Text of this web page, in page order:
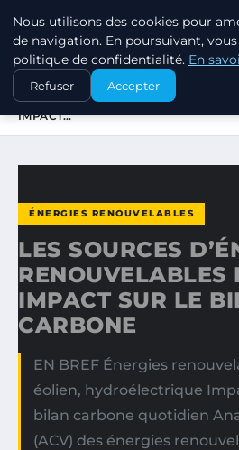
EXXON CLIMATE
ACCUEIL
ÉNERGIES RENOUVELABLES
LES SOURCES D’ÉNERGIES
IMPACT…
ÉNERGIES RENOUVELABLES
LES SOURCES
RENOUVELABLES
IMPACT SUR LE
CARBONE
EN BREF Énergies
éolien, hydroélectrique
bilan carbone quotidien
(ACV) des énergies
Nous utilisons des cookies pour
de navigation. En poursuivant,
politique de confidentialité. En
Refuser Accepter